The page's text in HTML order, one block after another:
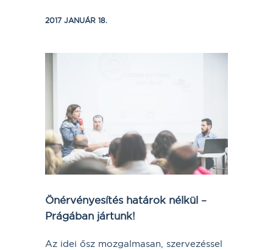
2017 JANUÁR 18.
Önérvényesítés határok nélkül –
Prágában jártunk!
Az idei ősz mozgalmasan, szervezéssel